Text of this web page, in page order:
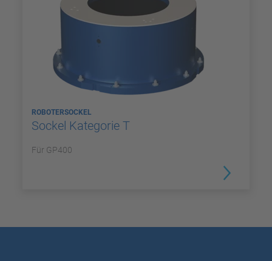
ROBOTERSOCKEL
Sockel Kategorie T
Für GP400